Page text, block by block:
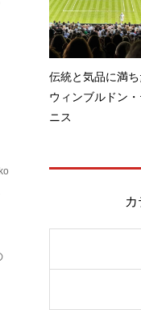
伝統と気品に満
ウィンブルドン
ニス